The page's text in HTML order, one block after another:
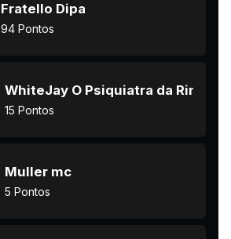
Fratello Dipa
94 Pontos
WhiteJay O Psiquiatra da Rima
15 Pontos
Muller mc
5 Pontos